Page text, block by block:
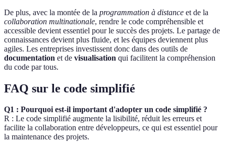
De plus, avec la montée de la programmation à distance et de la
collaboration multinationale, rendre le code compréhensible et
accessible devient essentiel pour le succès des projets. Le partage de
connaissances devient plus fluide, et les équipes deviennent plus
agiles. Les entreprises investissent donc dans des outils de
documentation et de visualisation qui facilitent la compréhension
du code par tous.
FAQ sur le code simplifié
Q1 : Pourquoi est-il important d'adopter un code simplifié ?
R : Le code simplifié augmente la lisibilité, réduit les erreurs et
facilite la collaboration entre développeurs, ce qui est essentiel pour
la maintenance des projets.